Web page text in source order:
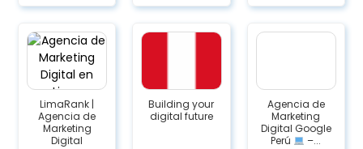
LimaRank |
Agencia de
Marketing
Digital
Building your
digital future
Agencia de
Marketing
Digital Google
Perú
–...